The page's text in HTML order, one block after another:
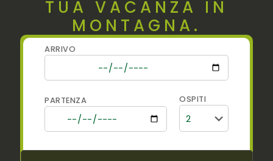
TUA VACANZA IN
MONTAGNA.
ARRIVO
PARTENZA OSPITI